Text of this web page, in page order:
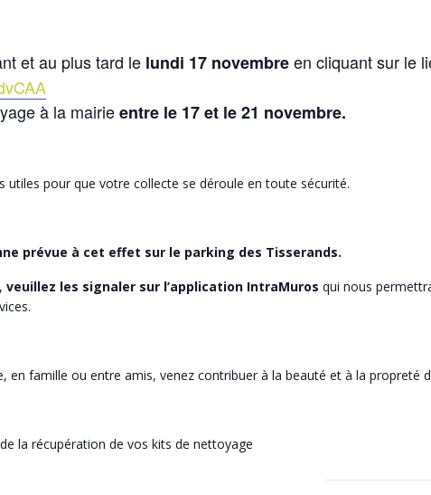
et au plus tard le lundi 17 novembreen cliquant sur le
à la mairieentre le 17 et le 21 novembre.
utiles pour que votre collecte se déroule en toute sécurité.
prévue à cet effet sur le parking des Tisserands.
veuillez les signaler sur l’application IntraMuros qui nous
en famille ou entre amis, venez contribuer à la beauté et à la propreté
la récupération de vos kits de nettoyage